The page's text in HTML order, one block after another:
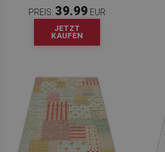
PREIS: 39.99 EUR
JETZT
KAUFEN